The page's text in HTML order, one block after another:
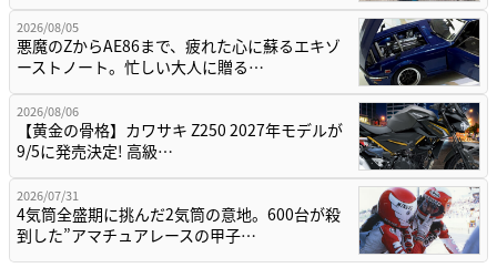
2026/08/05
悪魔のZからAE86まで、疲れた心に蘇るエキゾ
ーストノート。忙しい大人に贈る…
2026/08/06
【黄金の骨格】カワサキ Z250 2027年モデルが
9/5に発売決定! 高級…
2026/07/31
4気筒全盛期に挑んだ2気筒の意地。600台が殺
到した”アマチュアレースの甲子…